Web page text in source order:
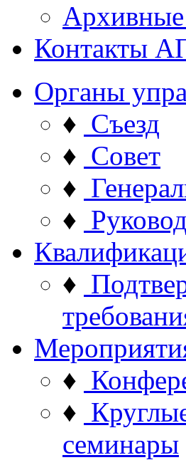
Контакты
Органы
♦ Съезд
♦ Совет
♦
♦
♦
♦
♦
семинары